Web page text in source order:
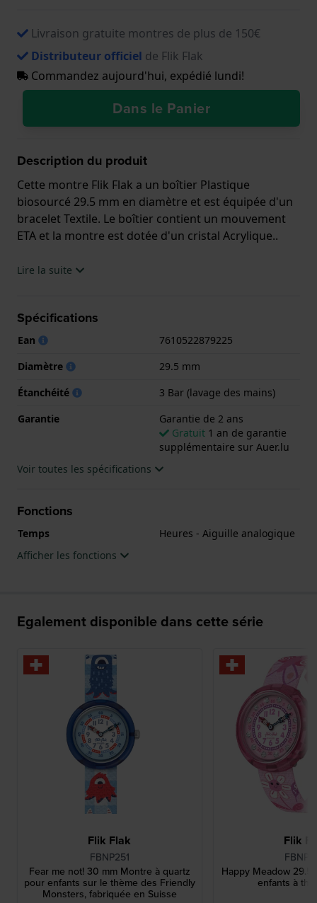
Livraison gratuite montres de plus de 150€
Distributeur officiel de Flik Flak
Commandez aujourd'hui, expédié lundi!
Dans le Panier
Description du produit
Cette montre Flik Flak a un boîtier Plastique
biosourcé 29.5 mm en diamètre et est équipée d'un
bracelet Textile. Le boîtier contient un mouvement
ETA et la montre est dotée d'un cristal Acrylique..
La montre est 3 ATM. Cela signifie que la montre est
.
Lire la suite
Spécifications
Ean
7610522879225
Diamètre
29.5 mm
Étanchéité
3 Bar (lavage des mains)
Garantie
Garantie de 2 ans
Gratuit 1 an de garantie
supplémentaire sur Auer.lu
Voir toutes les spécifications
Fonctions
Temps
Heures - Aiguille analogique
Afficher les fonctions
Egalement disponible dans cette série
Flik Flak
FBNP251
Fear me not! 30 mm Montre à quartz
pour enfants sur le thème des Friendly
Monsters, fabriquée en Suisse
Flik
Happy Meadow
enfants à